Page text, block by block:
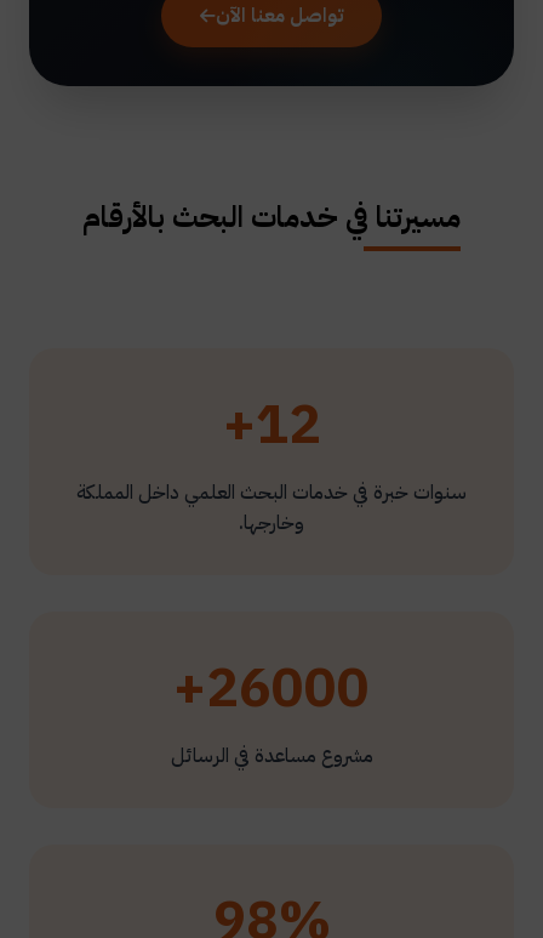
تواصل معنا الآن
مسيرتنا في خدمات البحث بالأرقام
12+
سنوات خبرة في خدمات البحث العلمي داخل المملكة
وخارجها.
26000+
مشروع مساعدة في الرسائل
98%